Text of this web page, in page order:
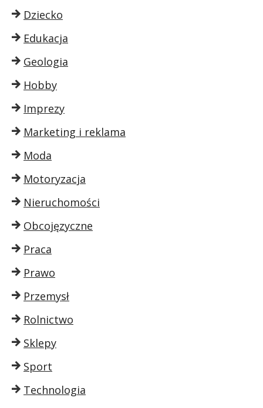
Dziecko
Edukacja
Geologia
Hobby
Imprezy
Marketing i reklama
Moda
Motoryzacja
Nieruchomości
Obcojęzyczne
Praca
Prawo
Przemysł
Rolnictwo
Sklepy
Sport
Technologia